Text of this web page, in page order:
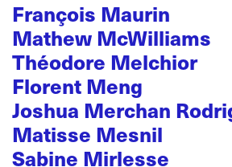
François Maurin
Mathew McWilliams
Théodore Melchior
Florent Meng
Joshua Merchan
Matisse Mesnil
Sabine Mirlesse